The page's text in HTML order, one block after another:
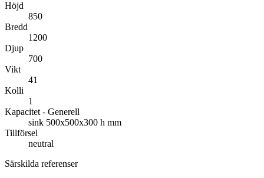
Höjd
850
Bredd
1200
Djup
700
Vikt
41
Kolli
1
Kapacitet - Generell
sink 500x500x300 h mm
Tillförsel
neutral
Särskilda referenser